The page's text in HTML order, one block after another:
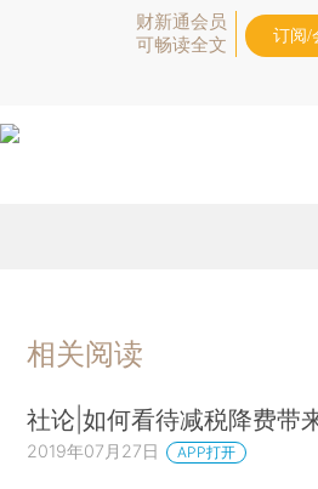
财新通会员
可畅读全文
订阅/
相关阅读
社论|如何看待减税降费带
2019年07月27日 APP打开